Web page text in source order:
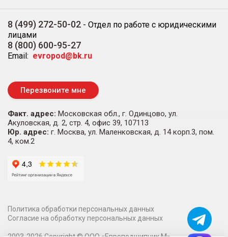
8 (499) 272-50-02 - Отдел по работе с юридическими
лицами
8 (800) 600-95-27
Email: evropod@bk.ru
Перезвоните мне
Факт. адрес: Московская обл., г. Одинцово, ул.
Акуловская, д. 2, стр. 4, офис 39, 107113
Юр. адрес: г. Москва, ул. Маленковская, д. 14 корп.3, пом.
4, ком.2
Политика обработки персональных данных
Согласие на обработку персональных данных